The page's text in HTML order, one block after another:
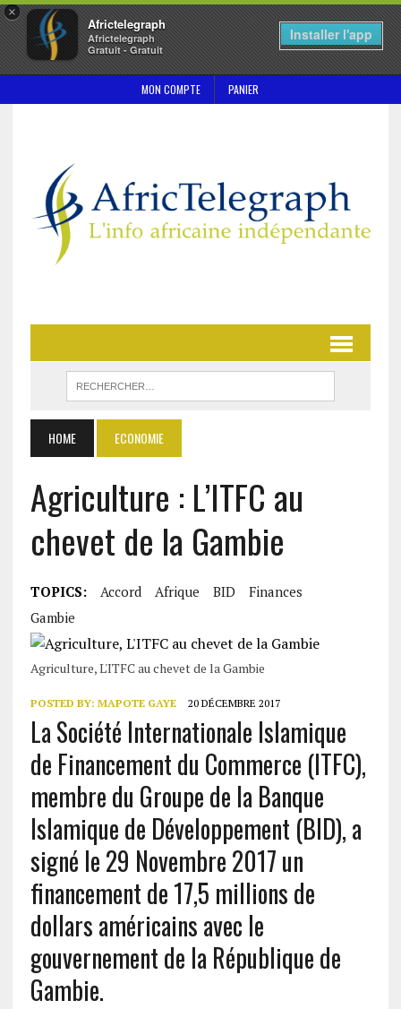
×
Africtelegraph
Africtelegraph
Gratuit - Gratuit
Installer l'app
MON COMPTE PANIER
HOME ECONOMIE
Agriculture : L’ITFC au
chevet de la Gambie
TOPICS: Accord Afrique BID
Finances
Gambie
Agriculture, L'ITFC au chevet de la Gambie
POSTED BY: MAPOTE GAYE 20 DÉCEMBRE 2017
La Société Internationale Islamique
de Financement du Commerce (ITFC),
membre du Groupe de la Banque
Islamique de Développement (BID), a
signé le 29 Novembre 2017 un
financement de 17,5 millions de
dollars américains avec le
gouvernement de la République de
Gambie.